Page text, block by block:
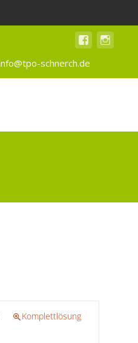
schnerch.de
Komplettlösung